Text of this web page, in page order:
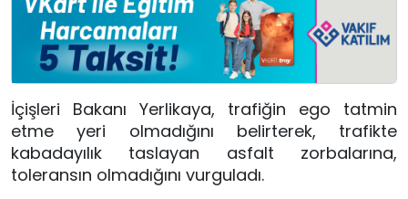
İçişleri Bakanı Yerlikaya, trafiğin ego tatmin
etme yeri olmadığını belirterek, trafikte
kabadayılık taslayan asfalt zorbalarına,
toleransın olmadığını vurguladı.